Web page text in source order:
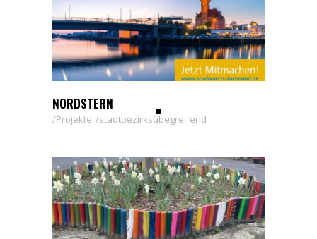
NORDSTERN
Projekte stadtbezirksübegreifend